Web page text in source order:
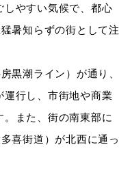
しやすい気候で、都心
暑知らずの街として注
黒潮ライン）が通り、
運行し、市街地や商業
。また、街の南東部に
喜街道）が北西に通っ